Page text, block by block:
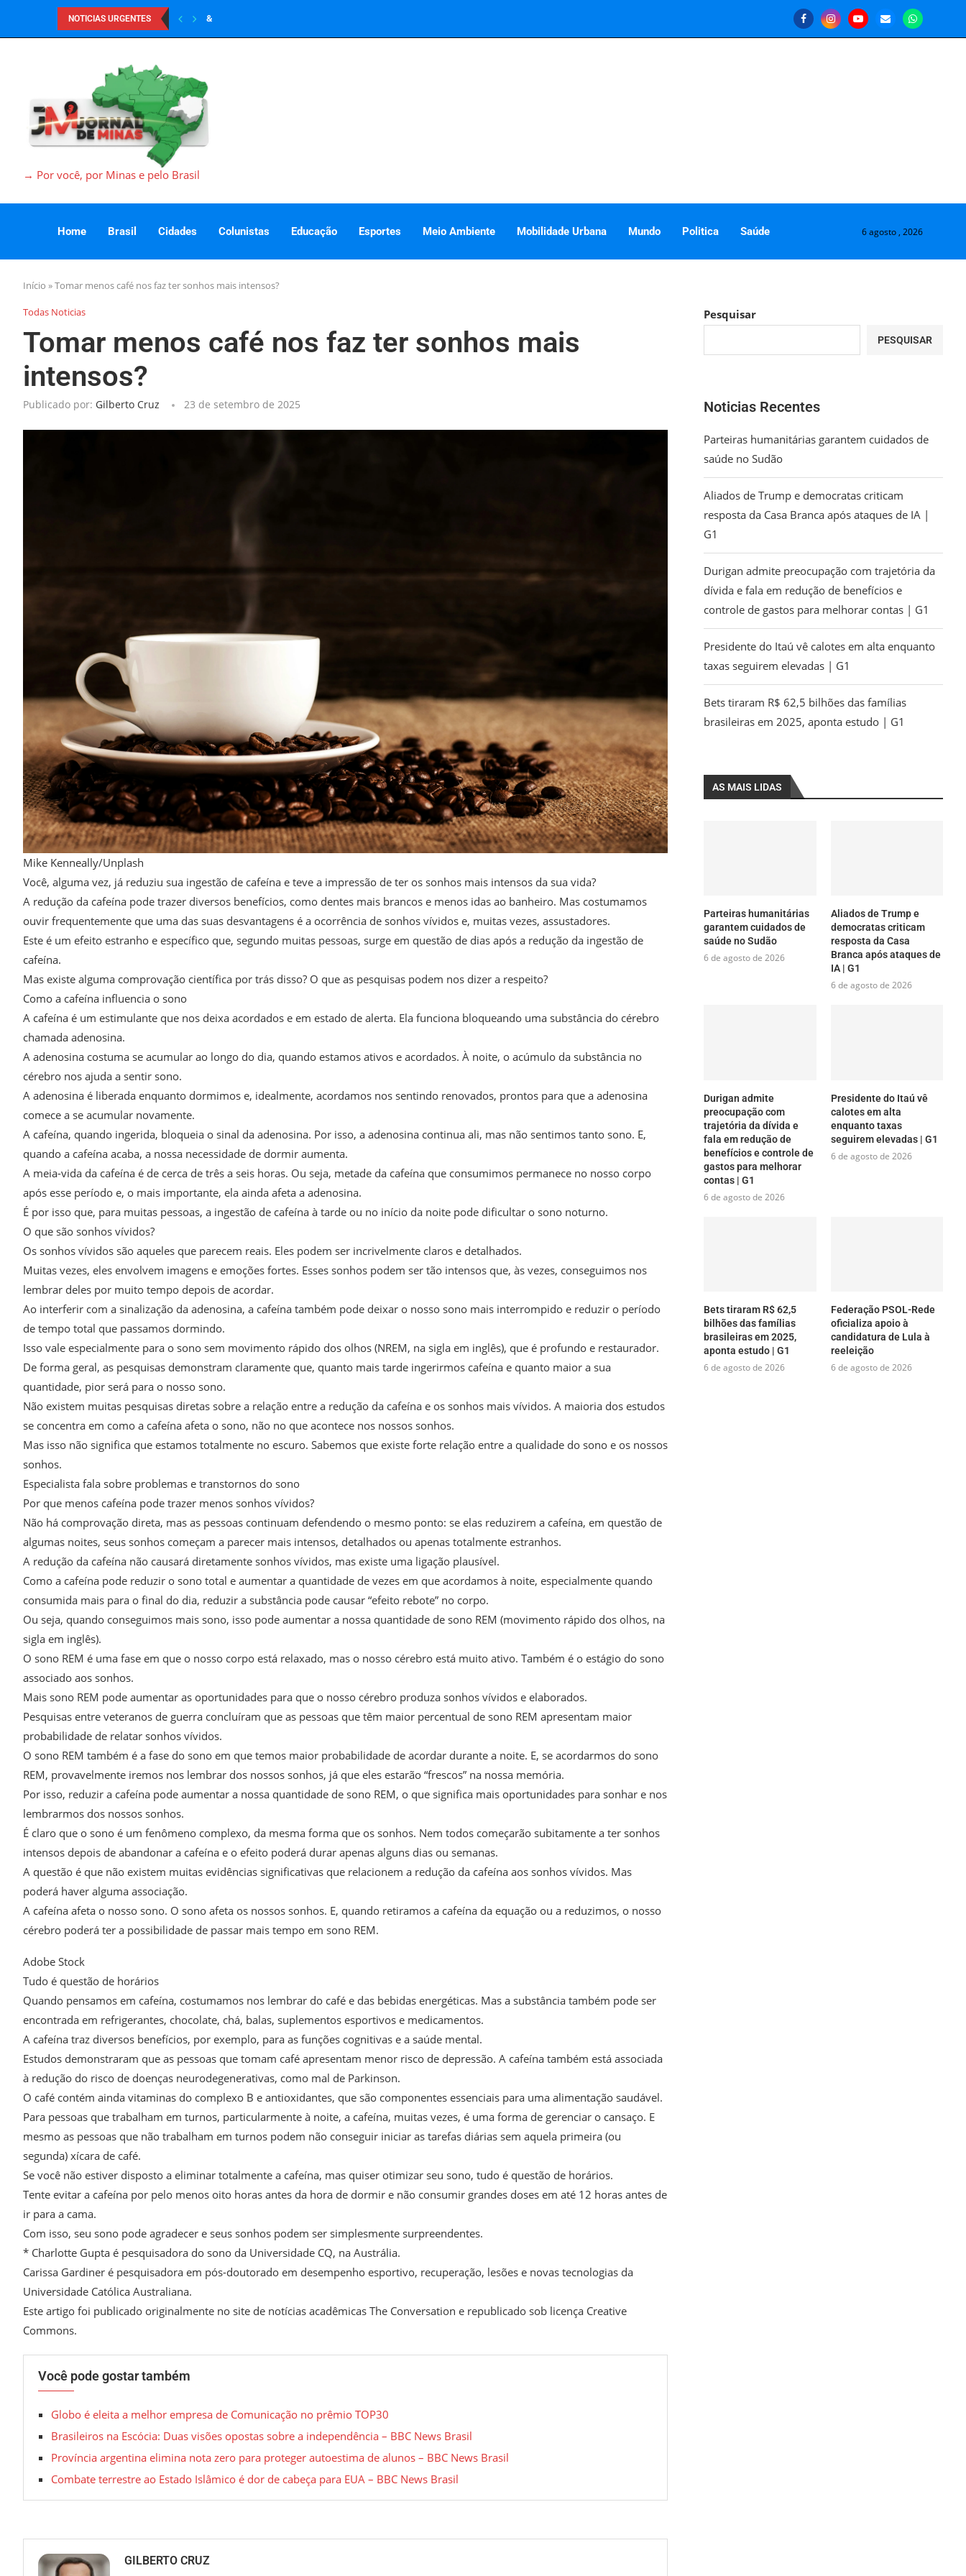
NOTICIAS URGENTES &
→ Por você, por Minas e pelo Brasil
Home Brasil Cidades Colunistas Educação Esportes Meio Ambiente Mobilidade Urbana Mundo Politica Saúde 6 agosto , 2026
Início »Tomar menos café nos faz ter sonhos mais intensos?
Todas Noticias
Tomar menos café nos faz ter sonhos mais
intensos?
Publicado por: Gilberto Cruz 23 de setembro de 2025
Mike Kenneally/Unplash
Você, alguma vez, já reduziu sua ingestão de cafeína e teve a impressão de ter os sonhos mais intensos da sua vida?
A redução da cafeína pode trazer diversos benefícios, como dentes mais brancos e menos idas ao banheiro. Mas costumamos
ouvir frequentemente que uma das suas desvantagens é a ocorrência de sonhos vívidos e, muitas vezes, assustadores.
Este é um efeito estranho e específico que, segundo muitas pessoas, surge em questão de dias após a redução da ingestão de
cafeína.
Mas existe alguma comprovação científica por trás disso? O que as pesquisas podem nos dizer a respeito?
Como a cafeína influencia o sono
A cafeína é um estimulante que nos deixa acordados e em estado de alerta. Ela funciona bloqueando uma substância do cérebro
chamada adenosina.
A adenosina costuma se acumular ao longo do dia, quando estamos ativos e acordados. À noite, o acúmulo da substância no
cérebro nos ajuda a sentir sono.
A adenosina é liberada enquanto dormimos e, idealmente, acordamos nos sentindo renovados, prontos para que a adenosina
comece a se acumular novamente.
A cafeína, quando ingerida, bloqueia o sinal da adenosina. Por isso, a adenosina continua ali, mas não sentimos tanto sono. E,
quando a cafeína acaba, a nossa necessidade de dormir aumenta.
A meia-vida da cafeína é de cerca de três a seis horas. Ou seja, metade da cafeína que consumimos permanece no nosso corpo
após esse período e, o mais importante, ela ainda afeta a adenosina.
É por isso que, para muitas pessoas, a ingestão de cafeína à tarde ou no início da noite pode dificultar o sono noturno.
O que são sonhos vívidos?
Os sonhos vívidos são aqueles que parecem reais. Eles podem ser incrivelmente claros e detalhados.
Muitas vezes, eles envolvem imagens e emoções fortes. Esses sonhos podem ser tão intensos que, às vezes, conseguimos nos
lembrar deles por muito tempo depois de acordar.
Ao interferir com a sinalização da adenosina, a cafeína também pode deixar o nosso sono mais interrompido e reduzir o período
de tempo total que passamos dormindo.
Isso vale especialmente para o sono sem movimento rápido dos olhos (NREM, na sigla em inglês), que é profundo e restaurador.
De forma geral, as pesquisas demonstram claramente que, quanto mais tarde ingerirmos cafeína e quanto maior a sua
quantidade, pior será para o nosso sono.
Não existem muitas pesquisas diretas sobre a relação entre a redução da cafeína e os sonhos mais vívidos. A maioria dos estudos
se concentra em como a cafeína afeta o sono, não no que acontece nos nossos sonhos.
Mas isso não significa que estamos totalmente no escuro. Sabemos que existe forte relação entre a qualidade do sono e os nossos
sonhos.
Especialista fala sobre problemas e transtornos do sono
Por que menos cafeína pode trazer menos sonhos vívidos?
Não há comprovação direta, mas as pessoas continuam defendendo o mesmo ponto: se elas reduzirem a cafeína, em questão de
algumas noites, seus sonhos começam a parecer mais intensos, detalhados ou apenas totalmente estranhos.
A redução da cafeína não causará diretamente sonhos vívidos, mas existe uma ligação plausível.
Como a cafeína pode reduzir o sono total e aumentar a quantidade de vezes em que acordamos à noite, especialmente quando
consumida mais para o final do dia, reduzir a substância pode causar “efeito rebote” no corpo.
Ou seja, quando conseguimos mais sono, isso pode aumentar a nossa quantidade de sono REM (movimento rápido dos olhos, na
sigla em inglês).
O sono REM é uma fase em que o nosso corpo está relaxado, mas o nosso cérebro está muito ativo. Também é o estágio do sono
associado aos sonhos.
Mais sono REM pode aumentar as oportunidades para que o nosso cérebro produza sonhos vívidos e elaborados.
Pesquisas entre veteranos de guerra concluíram que as pessoas que têm maior percentual de sono REM apresentam maior
probabilidade de relatar sonhos vívidos.
O sono REM também é a fase do sono em que temos maior probabilidade de acordar durante a noite. E, se acordarmos do sono
REM, provavelmente iremos nos lembrar dos nossos sonhos, já que eles estarão “frescos” na nossa memória.
Por isso, reduzir a cafeína pode aumentar a nossa quantidade de sono REM, o que significa mais oportunidades para sonhar e nos
lembrarmos dos nossos sonhos.
É claro que o sono é um fenômeno complexo, da mesma forma que os sonhos. Nem todos começarão subitamente a ter sonhos
intensos depois de abandonar a cafeína e o efeito poderá durar apenas alguns dias ou semanas.
A questão é que não existem muitas evidências significativas que relacionem a redução da cafeína aos sonhos vívidos. Mas
poderá haver alguma associação.
A cafeína afeta o nosso sono. O sono afeta os nossos sonhos. E, quando retiramos a cafeína da equação ou a reduzimos, o nosso
cérebro poderá ter a possibilidade de passar mais tempo em sono REM.
Adobe Stock
Tudo é questão de horários
Quando pensamos em cafeína, costumamos nos lembrar do café e das bebidas energéticas. Mas a substância também pode ser
encontrada em refrigerantes, chocolate, chá, balas, suplementos esportivos e medicamentos.
A cafeína traz diversos benefícios, por exemplo, para as funções cognitivas e a saúde mental.
Estudos demonstraram que as pessoas que tomam café apresentam menor risco de depressão. A cafeína também está associada
à redução do risco de doenças neurodegenerativas, como mal de Parkinson.
O café contém ainda vitaminas do complexo B e antioxidantes, que são componentes essenciais para uma alimentação saudável.
Para pessoas que trabalham em turnos, particularmente à noite, a cafeína, muitas vezes, é uma forma de gerenciar o cansaço. E
mesmo as pessoas que não trabalham em turnos podem não conseguir iniciar as tarefas diárias sem aquela primeira (ou
segunda) xícara de café.
Se você não estiver disposto a eliminar totalmente a cafeína, mas quiser otimizar seu sono, tudo é questão de horários.
Tente evitar a cafeína por pelo menos oito horas antes da hora de dormir e não consumir grandes doses em até 12 horas antes de
ir para a cama.
Com isso, seu sono pode agradecer e seus sonhos podem ser simplesmente surpreendentes.
* Charlotte Gupta é pesquisadora do sono da Universidade CQ, na Austrália.
Carissa Gardiner é pesquisadora em pós-doutorado em desempenho esportivo, recuperação, lesões e novas tecnologias da
Universidade Católica Australiana.
Este artigo foi publicado originalmente no site de notícias acadêmicas The Conversation e republicado sob licença Creative
Commons.
Você pode gostar também
Globo é eleita a melhor empresa de Comunicação no prêmio TOP30
Brasileiros na Escócia: Duas visões opostas sobre a independência – BBC News Brasil
Província argentina elimina nota zero para proteger autoestima de alunos – BBC News Brasil
Combate terrestre ao Estado Islâmico é dor de cabeça para EUA – BBC News Brasil
GILBERTO CRUZ
Pesquisar
PESQUISAR
Noticias Recentes
Parteiras humanitárias garantem cuidados de
saúde no Sudão
Aliados de Trump e democratas criticam
resposta da Casa Branca após ataques de IA |
G1
Durigan admite preocupação com trajetória da
dívida e fala em redução de benefícios e
controle de gastos para melhorar contas | G1
Presidente do Itaú vê calotes em alta enquanto
taxas seguirem elevadas | G1
Bets tiraram R$ 62,5 bilhões das famílias
brasileiras em 2025, aponta estudo | G1
AS MAIS LIDAS
Parteiras humanitárias
garantem cuidados de
saúde no Sudão
6 de agosto de 2026
Aliados de Trump e
democratas criticam
resposta da Casa
Branca após ataques de
IA | G1
6 de agosto de 2026
Durigan admite
preocupação com
trajetória da dívida e
fala em redução de
benefícios e controle de
gastos para melhorar
contas | G1
6 de agosto de 2026
Presidente do Itaú vê
calotes em alta
enquanto taxas
seguirem elevadas | G1
6 de agosto de 2026
Bets tiraram R$ 62,5
bilhões das famílias
brasileiras em 2025,
aponta estudo | G1
6 de agosto de 2026
Federação PSOL-Rede
oficializa apoio à
candidatura de Lula à
reeleição
6 de agosto de 2026